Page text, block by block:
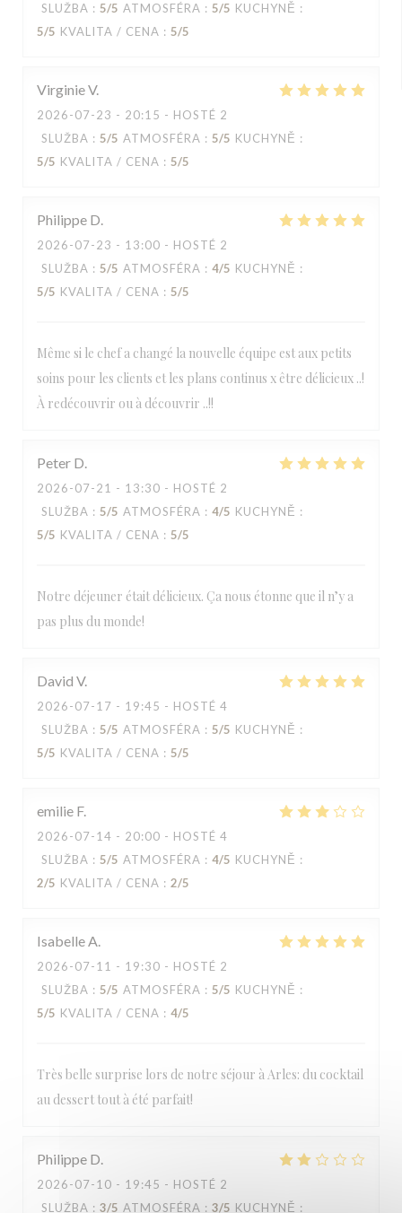
SLUŽBA : 5/5 ATMOSFÉRA : 5/5 KUCHYNĚ :
5/5 KVALITA / CENA : 5/5
VirginieV
2026-07-23 - 20:15 - HOSTÉ 2
SLUŽBA : 5/5 ATMOSFÉRA : 5/5 KUCHYNĚ :
5/5 KVALITA / CENA : 5/5
Philippe D
2026-07-23 - 13:00 - HOSTÉ 2
SLUŽBA : 5/5 ATMOSFÉRA : 4/5 KUCHYNĚ :
5/5 KVALITA / CENA : 5/5
Même si le chef a changé la nouvelle équipe est aux petits
soins pour les clients et les plans continus x être délicieux ..!
À redécouvrir ou à découvrir ..!!
Peter D
2026-07-21 - 13:30 - HOSTÉ 2
SLUŽBA : 5/5 ATMOSFÉRA : 4/5 KUCHYNĚ :
5/5 KVALITA / CENA : 5/5
Notre déjeuner était délicieux. Ça nous étonne que il n’y a
pas plus du monde!
David V
2026-07-17 - 19:45 - HOSTÉ 4
SLUŽBA : 5/5 ATMOSFÉRA : 5/5 KUCHYNĚ :
5/5 KVALITA / CENA : 5/5
emilie F
2026-07-14 - 20:00 - HOSTÉ 4
SLUŽBA : 5/5 ATMOSFÉRA : 4/5 KUCHYNĚ :
2/5 KVALITA / CENA : 2/5
IsabelleA
2026-07-11 - 19:30 - HOSTÉ 2
SLUŽBA : 5/5 ATMOSFÉRA : 5/5 KUCHYNĚ :
5/5 KVALITA / CENA : 4/5
Très belle surprise lors de notre séjour à Arles: du cocktail
au dessert tout à été parfait!
Philippe D
2026-07-10 - 19:45 - HOSTÉ 2
SLUŽBA : 3/5 ATMOSFÉRA : 3/5 KUCHYNĚ :